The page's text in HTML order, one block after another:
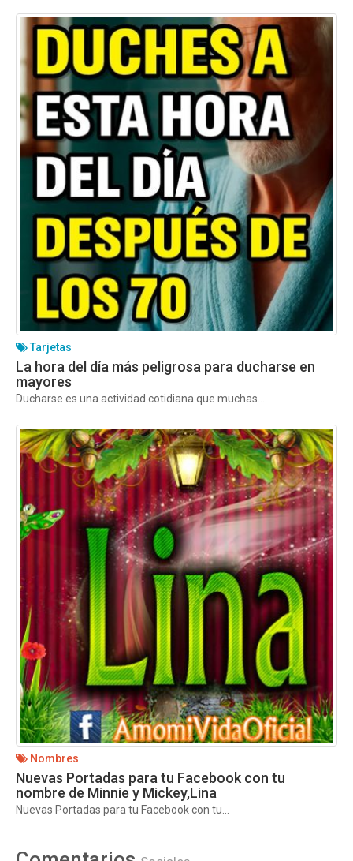
Tarjetas
La hora del día más peligrosa para ducharse en
mayores
Ducharse es una actividad cotidiana que muchas...
Nombres
Nuevas Portadas para tu Facebook con tu
nombre de Minnie y Mickey,Lina
Nuevas Portadas para tu Facebook con tu...